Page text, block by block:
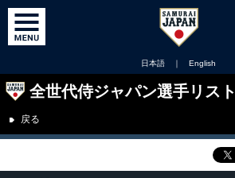
日本語 ｜ English
全世代侍ジャパン選手リスト
戻る